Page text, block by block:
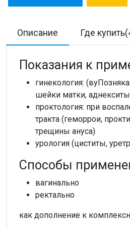
Описание Где
Показания к
гинекология:
шейки матки,
проктология: при
тракта (геморрои,
трещины ануса)
урология (циститы,
Способы
вагинально
ректально
как дополнение к